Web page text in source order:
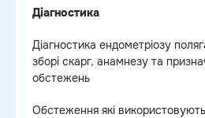
Діагностика
Діагностика ендометріозу
зборі скарг, анамнезу та
обстежень
Обстеження які